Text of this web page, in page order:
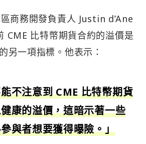
商務開發負責人 Justin d’Ane
CME 比特幣期貨合約的溢價是
另一項指標。他表示：
不注意到 CME 比特幣期貨
康的溢價，這暗示著一些
與者想要獲得曝險。」